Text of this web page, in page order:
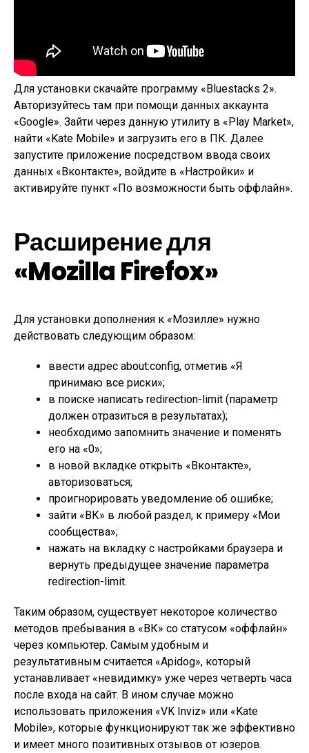
Для установки скачайте программу «Bluestacks 2».
Авторизуйтесь там при помощи данных аккаунта
«Google». Зайти через данную утилиту в «Play Market»,
найти «Kate Mobile» и загрузить его в ПК. Далее
запустите приложение посредством ввода своих
данных «Вконтакте», войдите в «Настройки» и
активируйте пункт «По возможности быть оффлайн».
Расширение для
«Mozilla Firefox»
Для установки дополнения к «Мозилле» нужно
действовать следующим образом:
ввести адрес about:config, отметив «Я
принимаю все риски»;
в поиске написать redirection-limit (параметр
должен отразиться в результатах);
необходимо запомнить значение и поменять
его на «0»;
в новой вкладке открыть «Вконтакте»,
авторизоваться;
проигнорировать уведомление об ошибке;
зайти «ВК» в любой раздел, к примеру «Мои
сообщества»;
нажать на вкладку с настройками браузера и
вернуть предыдущее значение параметра
redirection-limit.
Таким образом, существует некоторое количество
методов пребывания в «ВК» со статусом «оффлайн»
через компьютер. Самым удобным и
результативным считается «Apidog», который
устанавливает «невидимку» уже через четверть часа
после входа на сайт. В ином случае можно
использовать приложения «VK Inviz» или «Kate
Mobile», которые функционируют так же эффективно
и имеет много позитивных отзывов от юзеров.